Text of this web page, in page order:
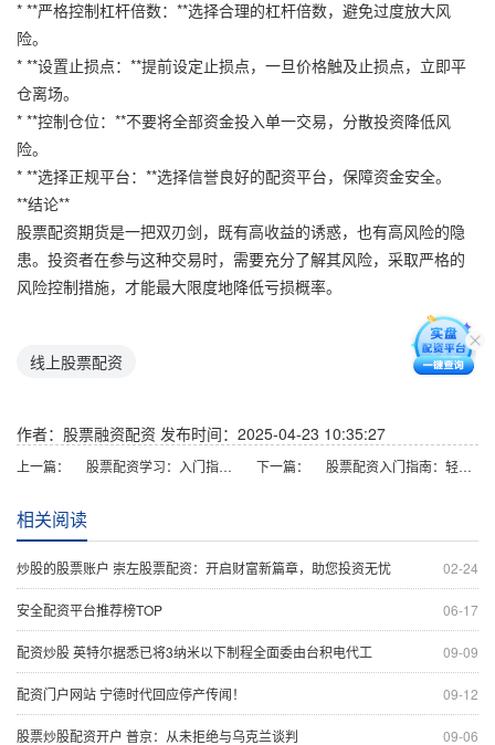
* **严格控制杠杆倍数：**选择合理的杠杆倍数，避免过度放大风
险。
* **设置止损点：**提前设定止损点，一旦价格触及止损点，立即平
仓离场。
* **控制仓位：**不要将全部资金投入单一交易，分散投资降低风
险。
* **选择正规平台：**选择信誉良好的配资平台，保障资金安全。
**结论**
股票配资期货是一把双刃剑，既有高收益的诱惑，也有高风险的隐
患。投资者在参与这种交易时，需要充分了解其风险，采取严格的
风险控制措施，才能最大限度地降低亏损概率。
线上股票配资
作者：股票融资配资 发布时间：2025-04-23 10:35:27
上一篇： 股票配资学习：入门指南，轻松掌握杠杆投资 下一篇： 股票配资入门指南：轻松撬动资金，放大收益
相关阅读
02-24
炒股的股票账户 崇左股票配资：开启财富新篇章，助您投资无忧
06-17
安全配资平台推荐榜TOP
09-09
配资炒股 英特尔据悉已将3纳米以下制程全面委由台积电代工
09-12
配资门户网站 宁德时代回应停产传闻！
09-06
股票炒股配资开户 普京：从未拒绝与乌克兰谈判